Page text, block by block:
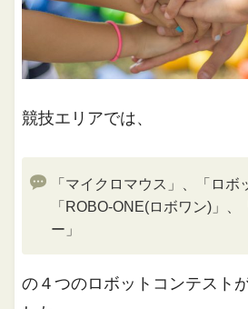
競技エリアでは、
「マイクロマウス」、「ロボ
「ROBO-ONE(ロボワン)」
ー」
の４つのロボットコンテスト